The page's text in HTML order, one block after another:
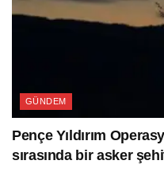
GÜNDEM
Pençe Yıldırım
sırasında bir asker